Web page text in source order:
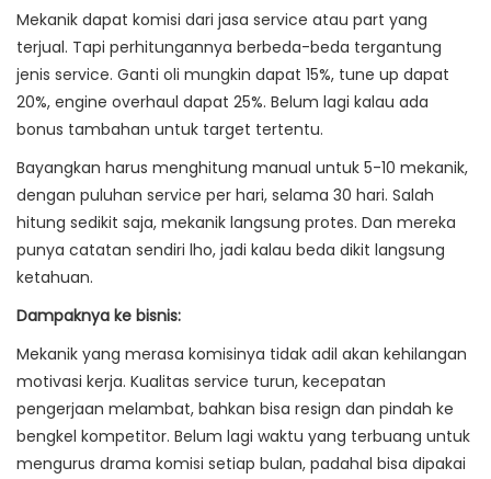
Mekanik dapat komisi dari jasa service atau part yang
terjual. Tapi perhitungannya berbeda-beda tergantung
jenis service. Ganti oli mungkin dapat 15%, tune up dapat
20%, engine overhaul dapat 25%. Belum lagi kalau ada
bonus tambahan untuk target tertentu.
Bayangkan harus menghitung manual untuk 5-10 mekanik,
dengan puluhan service per hari, selama 30 hari. Salah
hitung sedikit saja, mekanik langsung protes. Dan mereka
punya catatan sendiri lho, jadi kalau beda dikit langsung
ketahuan.
Dampaknya ke bisnis:
Mekanik yang merasa komisinya tidak adil akan kehilangan
motivasi kerja. Kualitas service turun, kecepatan
pengerjaan melambat, bahkan bisa resign dan pindah ke
bengkel kompetitor. Belum lagi waktu yang terbuang untuk
mengurus drama komisi setiap bulan, padahal bisa dipakai